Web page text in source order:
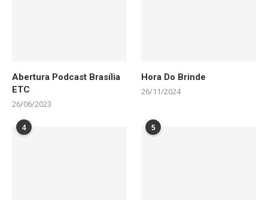
Abertura Podcast Brasília
ETC
26/06/2023
Hora Do Brinde
26/11/2024
4 5